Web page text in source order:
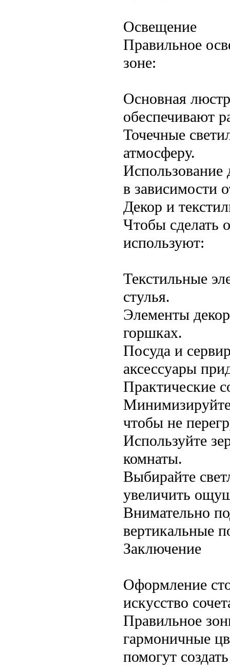
Освещение
Правильное
зоне:
Основная
обеспечивают
Точечные
атмосферу.
Использование
в зависимости
Декор и
Чтобы сделать
используют:
Текстильные
стулья.
Элементы
горшках.
Посуда и
аксессуары
Практические
чтобы не
Используйте
комнаты.
Выбирайте
увеличить
Внимательно
вертикальные
Заключение
Оформление
искусство
Правильное
гармоничные
помогут